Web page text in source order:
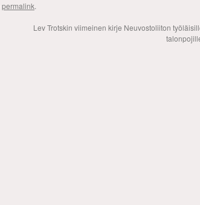
permalink.
Lev Trotskin viimeinen kirje Neuvostoliiton